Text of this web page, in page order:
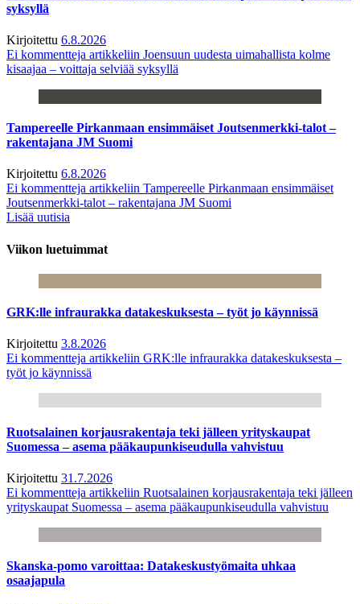
syksyllä
Kirjoitettu 6.8.2026
Ei kommentteja artikkeliin Joensuun uudesta uimahallista kolme
kisaajaa – voittaja selviää syksyllä
Tampereelle Pirkanmaan ensimmäiset Joutsenmerkki-talot –
rakentajana JM Suomi
Kirjoitettu 6.8.2026
Ei kommentteja artikkeliin Tampereelle Pirkanmaan ensimmäiset
Joutsenmerkki-talot – rakentajana JM Suomi
Lisää uutisia
Viikon luetuimmat
GRK:lle infraurakka datakeskuksesta – työt jo käynnissä
Kirjoitettu 3.8.2026
Ei kommentteja artikkeliin GRK:lle infraurakka datakeskuksesta –
työt jo käynnissä
Ruotsalainen korjausrakentaja teki jälleen yrityskaupat
Suomessa – asema pääkaupunkiseudulla vahvistuu
Kirjoitettu 31.7.2026
Ei kommentteja artikkeliin Ruotsalainen korjausrakentaja teki jälleen
yrityskaupat Suomessa – asema pääkaupunkiseudulla vahvistuu
Skanska-pomo varoittaa: Datakeskustyömaita uhkaa
osaajapula